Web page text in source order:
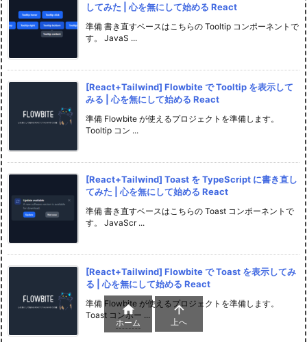
してみた | 心を無にして始める React
準備 書き直すベースはこちらの Tooltip コンポーネントで
す。 JavaS ...
[React+Tailwind] Flowbite で Tooltip を表示して
みる | 心を無にして始める React
準備 Flowbite が使えるプロジェクトを準備します。
Tooltip コン ...
[React+Tailwind] Toast を TypeScript に書き直し
てみた | 心を無にして始める React
準備 書き直すベースはこちらの Toast コンポーネントで
す。 JavaScr ...
[React+Tailwind] Flowbite で Toast を表示してみ
る | 心を無にして始める React
準備 Flowbite が使えるプロジェクトを準備します。
Toast コンポー ...

ホーム

上へ